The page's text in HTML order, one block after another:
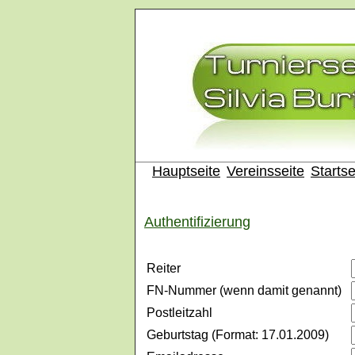
Hauptseite Vereinsseite
Authentifizierung
Reiter
FN-Nummer (wenn damit genannt)
Postleitzahl
Geburtstag (Format: 17.01.2009)